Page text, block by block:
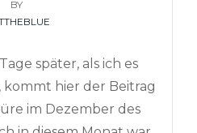
ON
BY
später, als ich es
hier der Beitrag
im Dezember des